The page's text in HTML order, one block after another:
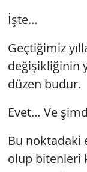
İşte…
Geçtiğimiz
değişikliğinin
düzen budur.
Evet… Ve
Bu noktadaki
olup bitenleri